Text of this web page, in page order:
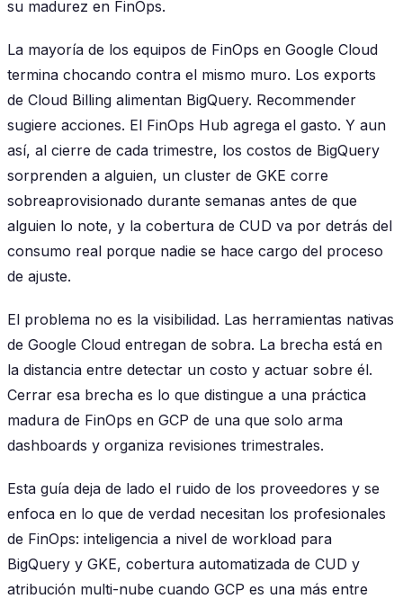
su madurez en FinOps.
La mayoría de los equipos de FinOps en Google Cloud
termina chocando contra el mismo muro. Los exports
de Cloud Billing alimentan BigQuery. Recommender
sugiere acciones. El FinOps Hub agrega el gasto. Y aun
así, al cierre de cada trimestre, los costos de BigQuery
sorprenden a alguien, un cluster de GKE corre
sobreaprovisionado durante semanas antes de que
alguien lo note, y la cobertura de CUD va por detrás del
consumo real porque nadie se hace cargo del proceso
de ajuste.
El problema no es la visibilidad. Las herramientas nativas
de Google Cloud entregan de sobra. La brecha está en
la distancia entre detectar un costo y actuar sobre él.
Cerrar esa brecha es lo que distingue a una práctica
madura de FinOps en GCP de una que solo arma
dashboards y organiza revisiones trimestrales.
Esta guía deja de lado el ruido de los proveedores y se
enfoca en lo que de verdad necesitan los profesionales
de FinOps: inteligencia a nivel de workload para
BigQuery y GKE, cobertura automatizada de CUD y
atribución multi-nube cuando GCP es una más entre